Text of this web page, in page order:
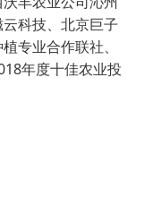
科技、北京巨子
专业合作联社、
年度十佳农业投